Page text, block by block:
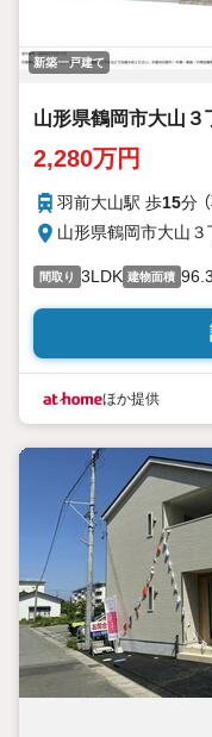
新築一戸建て
山形県鶴岡市大山３
2,280万円
羽前大山駅 歩15分
山形県鶴岡市大山３
間取り 3LDK 建物面積
ほか提供